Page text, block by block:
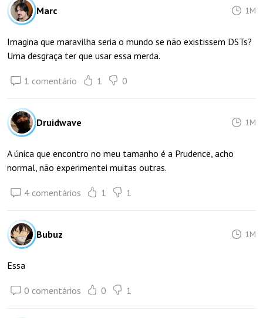
Marc 1M
Imagina que maravilha seria o mundo se não existissem DSTs?
Uma desgraça ter que usar essa merda.
1 comentário 1 0
Druidwave 1M
A única que encontro no meu tamanho é a Prudence, acho
normal, não experimentei muitas outras.
4 comentários 1 1
Bubuz 1M
Essa
0 comentários 0 1